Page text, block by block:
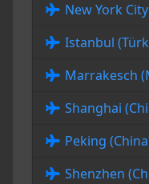
New York
Istanbul
Marrakesch
Shanghai
Peking
Shenzhen